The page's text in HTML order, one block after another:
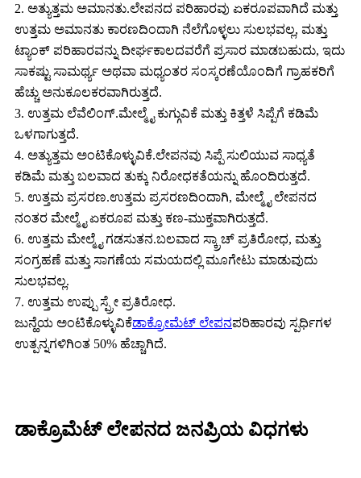
2. ಅತ್ಯುತ್ತಮ ಅಮಾನತು.ಲೇಪನದ ಪರಿಹಾರವು ಏಕರೂಪವಾಗಿದೆ ಮತ್ತು
ಉತ್ತಮ ಅಮಾನತು ಕಾರಣದಿಂದಾಗಿ ನೆಲೆಗೊಳ್ಳಲು ಸುಲಭವಲ್ಲ, ಮತ್ತು
ಟ್ಯಾಂಕ್ ಪರಿಹಾರವನ್ನು ದೀರ್ಘಕಾಲದವರೆಗೆ ಪ್ರಸಾರ ಮಾಡಬಹುದು, ಇದು
ಸಾಕಷ್ಟು ಸಾಮರ್ಥ್ಯ ಅಥವಾ ಮಧ್ಯಂತರ ಸಂಸ್ಕರಣೆಯೊಂದಿಗೆ ಗ್ರಾಹಕರಿಗೆ
ಹೆಚ್ಚು ಅನುಕೂಲಕರವಾಗಿರುತ್ತದೆ.
3. ಉತ್ತಮ ಲೆವೆಲಿಂಗ್.ಮೇಲ್ಮೈ ಕುಗ್ಗುವಿಕೆ ಮತ್ತು ಕಿತ್ತಳೆ ಸಿಪ್ಪೆಗೆ ಕಡಿಮೆ
ಒಳಗಾಗುತ್ತದೆ.
4. ಅತ್ಯುತ್ತಮ ಅಂಟಿಕೊಳ್ಳುವಿಕೆ.ಲೇಪನವು ಸಿಪ್ಪೆ ಸುಲಿಯುವ ಸಾಧ್ಯತೆ
ಕಡಿಮೆ ಮತ್ತು ಬಲವಾದ ತುಕ್ಕು ನಿರೋಧಕತೆಯನ್ನು ಹೊಂದಿರುತ್ತದೆ.
5. ಉತ್ತಮ ಪ್ರಸರಣ.ಉತ್ತಮ ಪ್ರಸರಣದಿಂದಾಗಿ, ಮೇಲ್ಮೈ ಲೇಪನದ
ನಂತರ ಮೇಲ್ಮೈ ಏಕರೂಪ ಮತ್ತು ಕಣ-ಮುಕ್ತವಾಗಿರುತ್ತದೆ.
6. ಉತ್ತಮ ಮೇಲ್ಮೈ ಗಡಸುತನ.ಬಲವಾದ ಸ್ಕ್ರಾಚ್ ಪ್ರತಿರೋಧ, ಮತ್ತು
ಸಂಗ್ರಹಣೆ ಮತ್ತು ಸಾಗಣೆಯ ಸಮಯದಲ್ಲಿ ಮೂಗೇಟು ಮಾಡುವುದು
ಸುಲಭವಲ್ಲ.
7. ಉತ್ತಮ ಉಪ್ಪು ಸ್ಪ್ರೇ ಪ್ರತಿರೋಧ.
ಜುನ್ಹೆಯ ಅಂಟಿಕೊಳ್ಳುವಿಕೆಡಾಕ್ರೋಮೆಟ್ ಲೇಪನಪರಿಹಾರವು ಸ್ಪರ್ಧಿಗಳ
ಉತ್ಪನ್ನಗಳಿಗಿಂತ 50% ಹೆಚ್ಚಾಗಿದೆ.
ಡಾಕ್ರೊಮೆಟ್ ಲೇಪನದ ಜನಪ್ರಿಯ ವಿಧಗಳು